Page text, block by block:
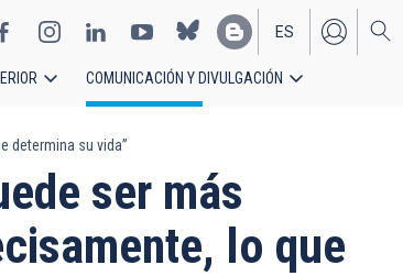
EN
ES
COMUNICACIÓN Y DIVULGACIÓN
determina su vida”
ser más
lo que